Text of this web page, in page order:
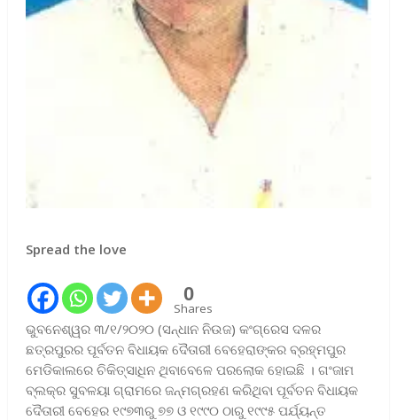
Spread the love
0
Shares
ଭୁବନେଶ୍ୱର ୩/୧/୨୦୨୦ (ସନ୍ଧାନ ନିଉଜ) କଂଗ୍ରେସ ଦଳର
ଛତ୍ରପୁରର ପୂର୍ବତନ ବିଧାୟକ ଦୈତାରୀ ବେହେରାଙ୍କର ବ୍ରହ୍ମପୁର
ମେଡିକାଲରେ ଚିକିତ୍ସାଧିନ ଥିବାବେଳେ ପରଲୋକ ହୋଇଛି । ଗଂଜାମ
ବ୍ଲକ୍‌ର ସୁବଳୟା ଗ୍ରାମରେ ଜନ୍ମଗ୍ରହଣ କରିଥିବା ପୂର୍ବତନ ବିଧାୟକ
ଦୈତାରୀ ବେହେର ୧୯୭୩ରୁ ୭୭ ଓ ୧୯୯୦ ଠାରୁ ୧୯୯୫ ପର୍ଯ୍ୟନ୍ତ